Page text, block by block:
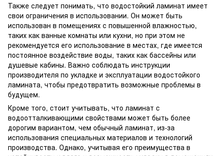
Также следует понимать, что водостойкий ламинат имеет
свои ограничения в использовании. Он может быть
использован в помещениях с повышенной влажностью,
таких как ванные комнаты или кухни, но при этом не
рекомендуется его использование в местах, где имеется
постоянное воздействие воды, таких как бассейны или
душевые кабины. Важно соблюдать инструкции
производителя по укладке и эксплуатации водостойкого
ламината, чтобы предотвратить возможные проблемы в
будущем.
Кроме того, стоит учитывать, что ламинат с
водоотталкивающими свойствами может быть более
дорогим вариантом, чем обычный ламинат, из-за
использования специальных материалов и технологий
производства. Однако, учитывая его преимущества в